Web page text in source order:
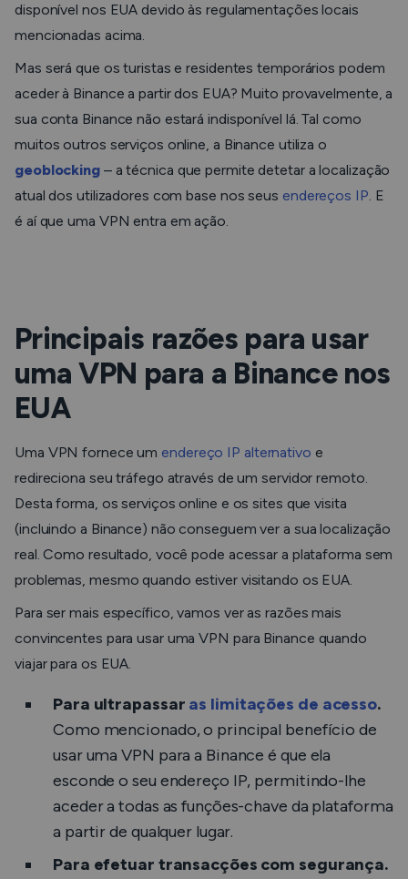
disponível nos EUA devido às regulamentações locais
mencionadas acima.
Mas será que os turistas e residentes temporários podem
aceder à Binance a partir dos EUA? Muito provavelmente, a
sua conta Binance não estará indisponível lá. Tal como
muitos outros serviços online, a Binance utiliza o
geoblocking– a técnica que permite detetar a localização
atual dos utilizadores com base nos seus endereços IP. E
é aí que uma VPN entra em ação.
Principais razões para usar
uma VPN para a Binance nos
EUA
Uma VPN fornece um endereço IP alternativo e
redireciona seu tráfego através de um servidor remoto.
Desta forma, os serviços online e os sites que visita
(incluindo a Binance) não conseguem ver a sua localização
real. Como resultado, você pode acessar a plataforma sem
problemas, mesmo quando estiver visitando os EUA.
Para ser mais específico, vamos ver as razões mais
convincentes para usar uma VPN para Binance quando
viajar para os EUA.
Para ultrapassar as limitações de acesso.
Como mencionado, o principal benefício de
usar uma VPN para a Binance é que ela
esconde o seu endereço IP, permitindo-lhe
aceder a todas as funções-chave da plataforma
a partir de qualquer lugar.
Para efetuar transacções com segurança.